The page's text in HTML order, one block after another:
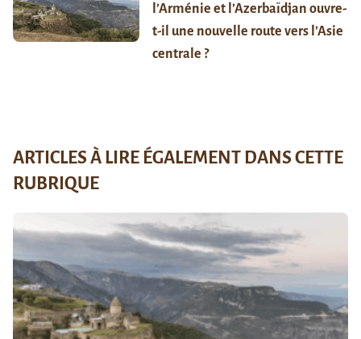
l’Arménie et l’Azerbaïdjan ouvre-
t-il une nouvelle route vers l’Asie
centrale ?
ARTICLES À LIRE ÉGALEMENT DANS CETTE
RUBRIQUE